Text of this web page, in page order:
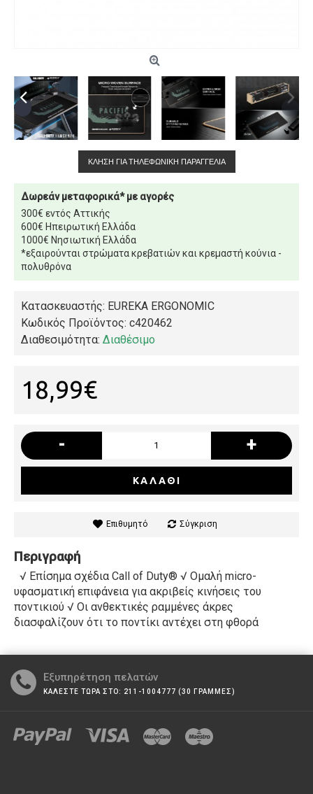
ΚΛΉΣΗ ΓΙΑ ΤΗΛΕΦΩΝΙΚΉ ΠΑΡΑΓΓΕΛΊΑ
Δωρεάν μεταφορικά* με αγορές
300€ εντός Αττικής
600€ Ηπειρωτική Ελλάδα
1000€ Νησιωτική Ελλάδα
*εξαιρούνται στρώματα κρεβατιών και κρεμαστή κούνια -
πολυθρόνα
Κατασκευαστής: EUREKA ERGONOMIC
Κωδικός Προϊόντος: c420462
Διαθεσιμότητα: Διαθέσιμο
18,99€
- +
ΚΑΛΆΘΙ
Επιθυμητό Σύγκριση
Περιγραφή
√ Επίσημα σχέδια Call of Duty® √ Ομαλή micro-
υφασματική επιφάνεια για ακριβείς κινήσεις του
ποντικιού √ Οι ανθεκτικές ραμμένες άκρες
διασφαλίζουν ότι το ποντίκι αντέχει στη φθορά
Εξυπηρέτηση πελατών
ΚΑΛΕΣΤΕ ΤΩΡΑ ΣΤΟ: 211-1004777 (30 ΓΡΑΜΜΕΣ)